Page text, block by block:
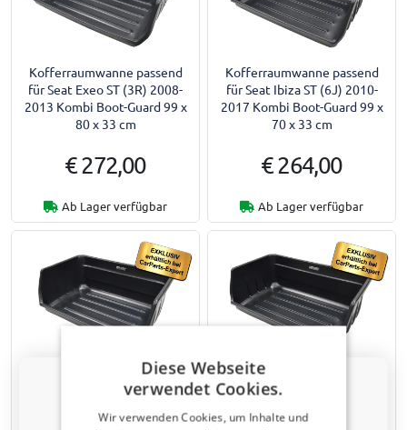
Kofferraumwanne passend
für Seat Exeo ST (3R) 2008-
2013 Kombi Boot-Guard 99 x
80 x 33 cm
€ 272,00
Ab Lager verfügbar
Kofferraumwanne passend
für Seat Ibiza ST (6J) 2010-
2017 Kombi Boot-Guard 99 x
70 x 33 cm
€ 264,00
Ab Lager verfügbar
Kofferraumwanne passend
für Seat Leon (1P) 2005-2012
3 & 5-Türer Schrägheck Boot-
Guard 92 x 60 x 33 cm
Kofferraumwanne passend
für Seat Leon (5F) 2012-2020
3 & 5-Türer Schrägheck Boot-
Guard 99 x 60 x 33 cm
Diese Webseite
verwendet Cookies.
Wir verwenden Cookies, um Inhalte und